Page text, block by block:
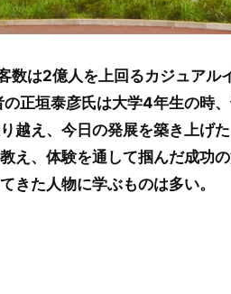
は2億人を上回るカジュアル
正垣泰彦氏は大学4年生の時
越え、今日の発展を築き上げ
え、体験を通して掴んだ成功
きた人物に学ぶものは多い。